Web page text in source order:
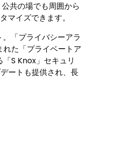
共の場でも周囲から
イズできます。
「プライバシーアラ
た「プライベートア
S Knox」セキュリ
ートも提供され、長